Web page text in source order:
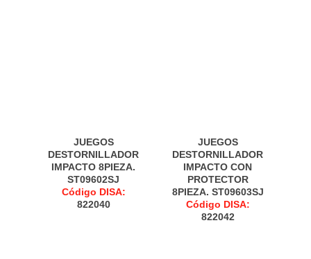
JUEGOS
DESTORNILLADOR
IMPACTO 8PIEZA.
ST09602SJ
Código DISA:
822040
JUEGOS
DESTORNILLADOR
IMPACTO CON
PROTECTOR
8PIEZA. ST09603SJ
Código DISA:
822042